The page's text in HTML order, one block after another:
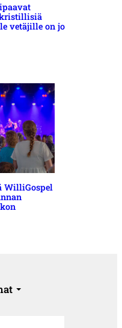
vetäjille on jo
WilliGospel